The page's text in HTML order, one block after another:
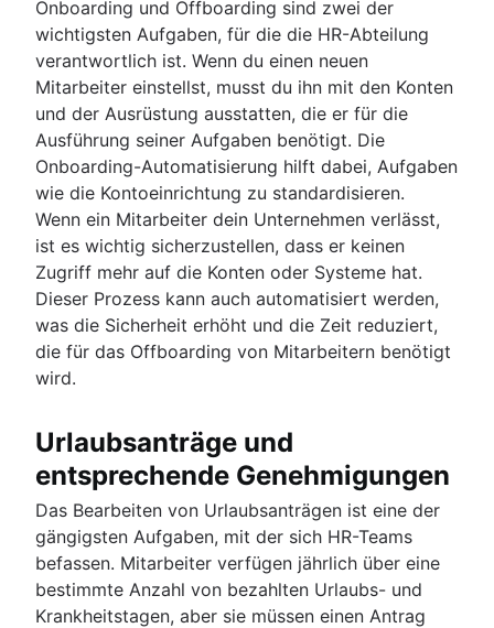
Onboarding und Offboarding sind zwei der
wichtigsten Aufgaben, für die die HR-Abteilung
verantwortlich ist. Wenn du einen neuen
Mitarbeiter einstellst, musst du ihn mit den Konten
und der Ausrüstung ausstatten, die er für die
Ausführung seiner Aufgaben benötigt. Die
Onboarding-Automatisierung hilft dabei, Aufgaben
wie die Kontoeinrichtung zu standardisieren.
Wenn ein Mitarbeiter dein Unternehmen verlässt,
ist es wichtig sicherzustellen, dass er keinen
Zugriff mehr auf die Konten oder Systeme hat.
Dieser Prozess kann auch automatisiert werden,
was die Sicherheit erhöht und die Zeit reduziert,
die für das Offboarding von Mitarbeitern benötigt
wird.
Urlaubsanträge und
entsprechende Genehmigungen
Das Bearbeiten von Urlaubsanträgen ist eine der
gängigsten Aufgaben, mit der sich HR-Teams
befassen. Mitarbeiter verfügen jährlich über eine
bestimmte Anzahl von bezahlten Urlaubs- und
Krankheitstagen, aber sie müssen einen Antrag